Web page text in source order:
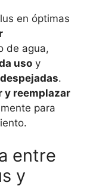
en óptimas
de agua,
uso y
.
y reemplazar
para
entre
y